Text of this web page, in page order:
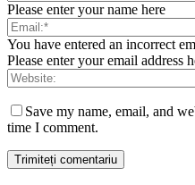
Please enter your name here
You have entered an incorrect
Please enter your email address
Save my name, email, and
time I comment.